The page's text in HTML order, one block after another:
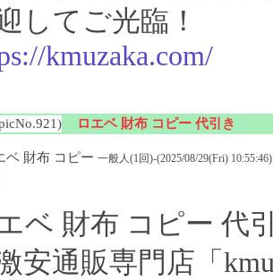
してご光臨！
kmuzaka.com/
ロエベ 財布 コピー 代引き
ベ 財布 コピー 一般人(1回)-(2025/08/29(Fri) 10:55:46)
ベ 財布 コピー 代
安通販専門店「